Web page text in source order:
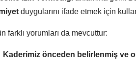
duygularını ifade etmek için
farklı yorumları da mevcuttur:
Kaderimiz önceden belirlenmiş ve